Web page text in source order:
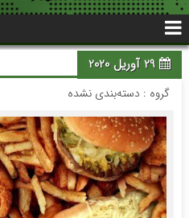
29 آوریل 2020
گروه : دسته‌بندی نشده